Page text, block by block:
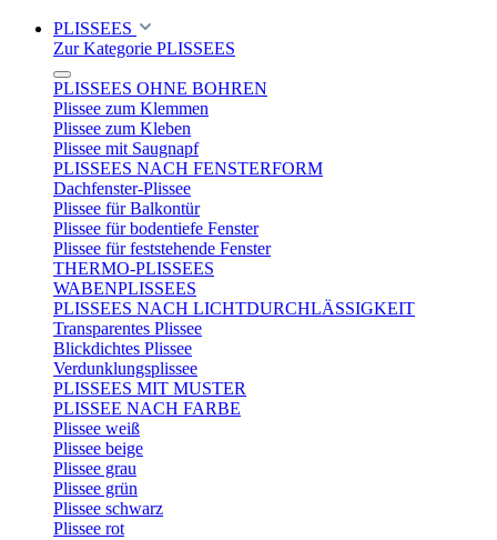
PLISSEES
Zur Kategorie PLISSEES
PLISSEES OHNE BOHREN
Plissee zum Klemmen
Plissee zum Kleben
Plissee mit Saugnapf
PLISSEES NACH FENSTERFORM
Dachfenster-Plissee
Plissee für Balkontür
Plissee für bodentiefe Fenster
Plissee für feststehende Fenster
THERMO-PLISSEES
WABENPLISSEES
PLISSEES NACH LICHTDURCHLÄSSIGKEIT
Transparentes Plissee
Blickdichtes Plissee
Verdunklungsplissee
PLISSEES MIT MUSTER
PLISSEE NACH FARBE
Plissee weiß
Plissee beige
Plissee grau
Plissee grün
Plissee schwarz
Plissee rot